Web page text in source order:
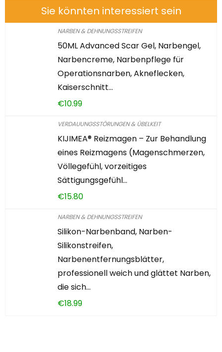
Sie könnten interessiert sein
NARBEN & DEHNUNGSSTREIFEN
50ML Advanced Scar Gel, Narbengel,
Narbencreme, Narbenpflege für
Operationsnarben, Akneflecken,
Kaiserschnitt…
€10.99
VERDAUUNGSSTÖRUNGEN & ÜBELKEIT
KIJIMEA® Reizmagen – Zur Behandlung
eines Reizmagens (Magenschmerzen,
Völlegefühl, vorzeitiges
Sättigungsgefühl…
€15.80
NARBEN & DEHNUNGSSTREIFEN
Silikon-Narbenband, Narben-
Silikonstreifen,
Narbenentfernungsblätter,
professionell weich und glättet Narben,
die sich…
€18.99